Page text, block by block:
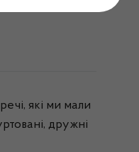
які ми мали
дружні